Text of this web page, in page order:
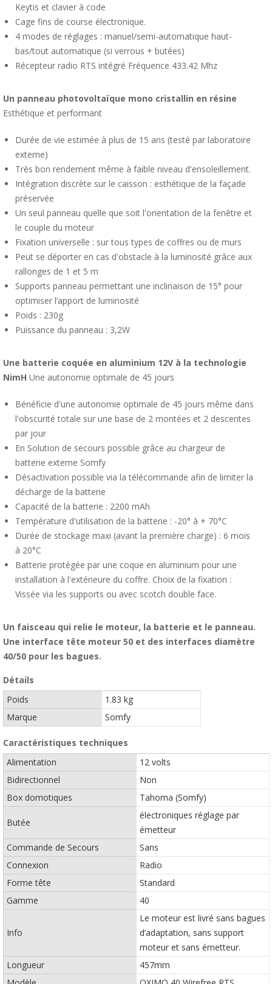
Keytis et clavier à code
Cage fins de course électronique.
4 modes de réglages : manuel/semi-automatique haut-
bas/tout automatique (si verrous + butées)
Récepteur radio RTS intégré Fréquence 433.42 Mhz
Un panneau photovoltaïque mono cristallin en résine
Esthétique et performant
Durée de vie estimée à plus de 15 ans (testé par laboratoire
externe)
Très bon rendement même à faible niveau d'ensoleillement.
Intégration discrète sur le caisson : esthétique de la façade
préservée
Un seul panneau quelle que soit l'orientation de la fenêtre et
le couple du moteur
Fixation universelle : sur tous types de coffres ou de murs
Peut se déporter en cas d'obstacle à la luminosité grâce aux
rallonges de 1 et 5 m
Supports panneau permettant une inclinaison de 15° pour
optimiser l’apport de luminosité
Poids : 230g
Puissance du panneau : 3,2W
Une batterie coquée en aluminium 12V à la technologie
NimH Une autonomie optimale de 45 jours
Bénéficie d'une autonomie optimale de 45 jours même dans
l'obscurité totale sur une base de 2 montées et 2 descentes
par jour
En Solution de secours possible grâce au chargeur de
batterie externe Somfy
Désactivation possible via la télécommande afin de limiter la
décharge de la batterie
Capacité de la batterie : 2200 mAh
Température d'utilisation de la batterie : -20° à + 70°C
Durée de stockage maxi (avant la première charge) : 6 mois
à 20°C
Batterie protégée par une coque en aluminium pour une
installation à l'extérieure du coffre. Choix de la fixation :
Vissée via les supports ou avec scotch double face.
Un faisceau qui relie le moteur, la batterie et le panneau.
Une interface tête moteur 50 et des interfaces diamètre
40/50 pour les bagues.
Détails
Poids
1.83 kg
Marque
Somfy
Caractéristiques techniques
Alimentation
12 volts
Bidirectionnel
Non
Box domotiques
Tahoma (Somfy)
Butée
électroniques réglage par
émetteur
Commande de Secours
Sans
Connexion
Radio
Forme tête
Standard
Gamme
40
Info
Le moteur est livré sans bagues
d’adaptation, sans support
moteur et sans émetteur.
Longueur
457mm